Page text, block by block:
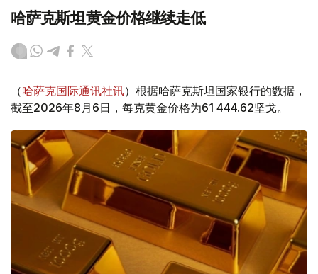
哈萨克斯坦黄金价格继续走低
（哈萨克国际通讯社讯）根据哈萨克斯坦国家银行的数据，
截至2026年8月6日，每克黄金价格为61 444.62坚戈。